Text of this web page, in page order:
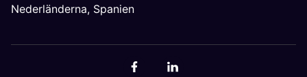
Nederländerna, Spanien